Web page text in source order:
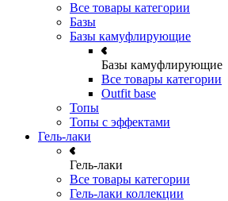
Все товары категории
Базы
Базы камуфлирующие
Базы камуфлирующие
Все товары категории
Outfit base
Топы
Топы с эффектами
Гель-лаки
Гель-лаки
Все товары категории
Гель-лаки коллекции